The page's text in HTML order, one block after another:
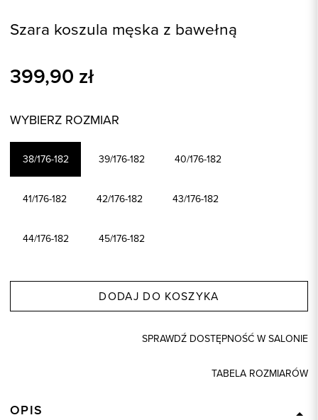
Szara koszula męska z bawełną
399,90 zł
WYBIERZ ROZMIAR
38/176-182 39/176-182 40/176-182
41/176-182 42/176-182 43/176-182
44/176-182 45/176-182
DODAJ DO KOSZYKA
SPRAWDŹ DOSTĘPNOŚĆ W SALONIE
TABELA ROZMIARÓW
OPIS